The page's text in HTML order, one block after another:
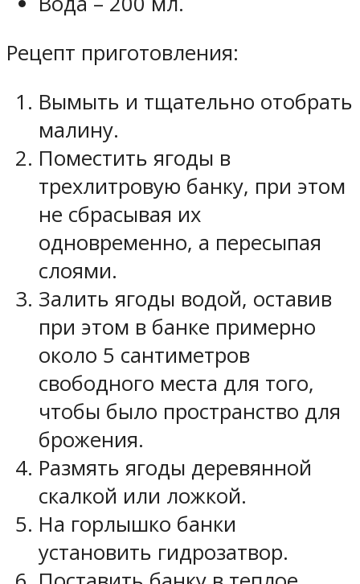
Рецепт приготовления:
Вымыть и тщательно отобрать
малину.
Поместить ягоды в
трехлитровую банку, при этом
не сбрасывая их
одновременно, а пересыпая
слоями.
Залить ягоды водой, оставив
при этом в банке примерно
около 5 сантиметров
свободного места для того,
чтобы было пространство для
брожения.
Размять ягоды деревянной
скалкой или ложкой.
На горлышко банки
установить гидрозатвор.